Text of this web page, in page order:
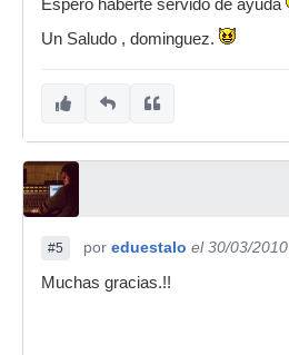
Espero haberte servido de ayuda
Un Saludo , dominguez.
#5 por eduestalo el 30/03/2010
Muchas gracias.!!